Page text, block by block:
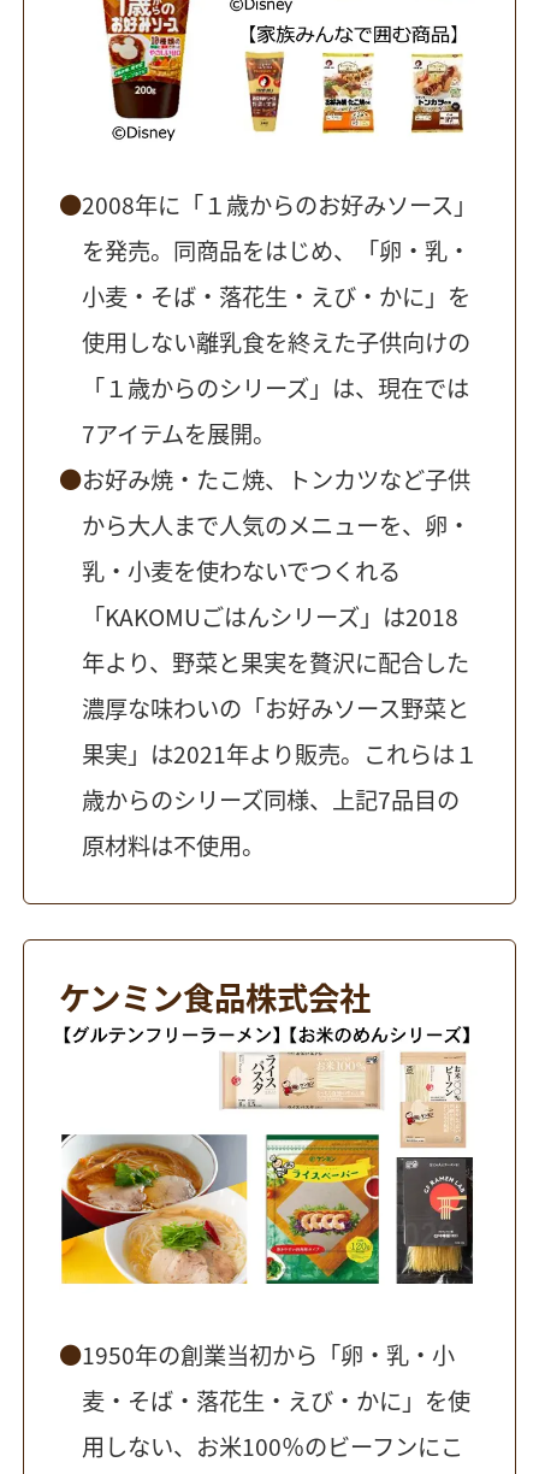
2008年に「１歳からのお好みソース」
を発売。同商品をはじめ、「卵・乳・
小麦・そば・落花生・えび・かに」を
使用しない離乳食を終えた子供向けの
「１歳からのシリーズ」は、現在では
7アイテムを展開。
お好み焼・たこ焼、トンカツなど子供
から大人まで人気のメニューを、卵・
乳・小麦を使わないでつくれる
「KAKOMUごはんシリーズ」は2018
年より、野菜と果実を贅沢に配合した
濃厚な味わいの「お好みソース野菜と
果実」は2021年より販売。これらは１
歳からのシリーズ同様、上記7品目の
原材料は不使用。
ケンミン食品株式会社
1950年の創業当初から「卵・乳・小
麦・そば・落花生・えび・かに」を使
用しない、お米100％のビーフンにこ